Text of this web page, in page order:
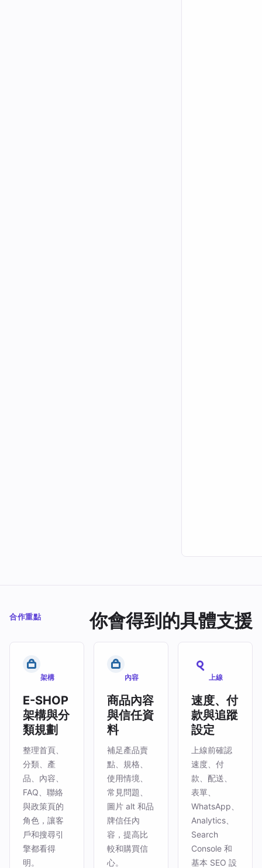
合作重點 你會得到的具體支援
架構
E-SHOP
架構與分
類規劃
整理首頁、
分類、產
品、內容、
FAQ、聯絡
與政策頁的
角色，讓客
戶和搜尋引
擎都看得
明。
內容
商品內容
與信任資
料
補足產品賣
點、規格、
使用情境、
常見問題、
圖片 alt 和品
牌信任內
容，提高比
較和購買信
心。
上線
速度、付
款與追蹤
設定
上線前確認
速度、付
款、配送、
表單、
WhatsApp、
Analytics、
Search
Console 和
基本 SEO 設